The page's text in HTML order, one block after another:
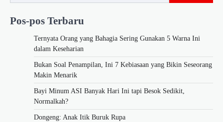
Pos-pos Terbaru
Ternyata Orang yang Bahagia Sering Gunakan 5 Warna Ini
dalam Keseharian
Bukan Soal Penampilan, Ini 7 Kebiasaan yang Bikin Seseorang
Makin Menarik
Bayi Minum ASI Banyak Hari Ini tapi Besok Sedikit,
Normalkah?
Dongeng: Anak Itik Buruk Rupa